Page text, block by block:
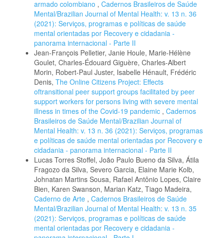
armado colombiano , Cadernos Brasileiros de Saúde
Mental/Brazilian Journal of Mental Health: v. 13 n. 36
(2021): Serviços, programas e políticas de saúde
mental orientadas por Recovery e cidadania -
panorama internacional - Parte II
Jean-François Pelletier, Janie Houle, Marie-Hélène
Goulet, Charles-Édouard Giguère, Charles-Albert
Morin, Robert-Paul Juster, Isabelle Hénault, Frédéric
Denis, The Online Citizens Project: Effects
oftransitional peer support groups facilitated by peer
support workers for persons living with severe mental
illness in times of the Covid-19 pandemic , Cadernos
Brasileiros de Saúde Mental/Brazilian Journal of
Mental Health: v. 13 n. 36 (2021): Serviços, programas
e políticas de saúde mental orientadas por Recovery e
cidadania - panorama internacional - Parte II
Lucas Torres Stoffel, João Paulo Bueno da Silva, Átila
Fragozo da Silva, Severo Garcia, Elaine Marie Kolb,
Johnatan Martins Sousa, Rafael Antônio Lopes, Claire
Bien, Karen Swanson, Marian Katz, Tiago Madeira,
Caderno de Arte , Cadernos Brasileiros de Saúde
Mental/Brazilian Journal of Mental Health: v. 13 n. 35
(2021): Serviços, programas e políticas de saúde
mental orientadas por Recovery e cidadania -